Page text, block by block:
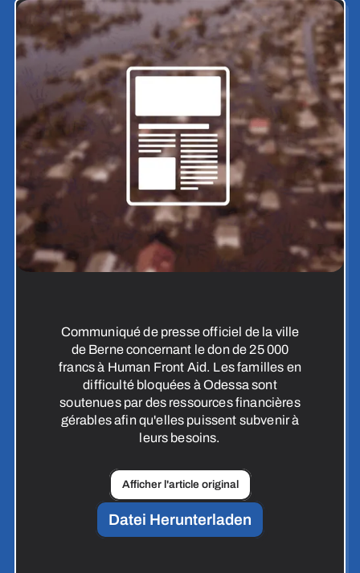
Communiqué de presse officiel de la ville
de Berne concernant le don de 25 000
francs à Human Front Aid. Les familles en
difficulté bloquées à Odessa sont
soutenues par des ressources financières
gérables afin qu'elles puissent subvenir à
leurs besoins.
Afficher l'article original
Datei Herunterladen